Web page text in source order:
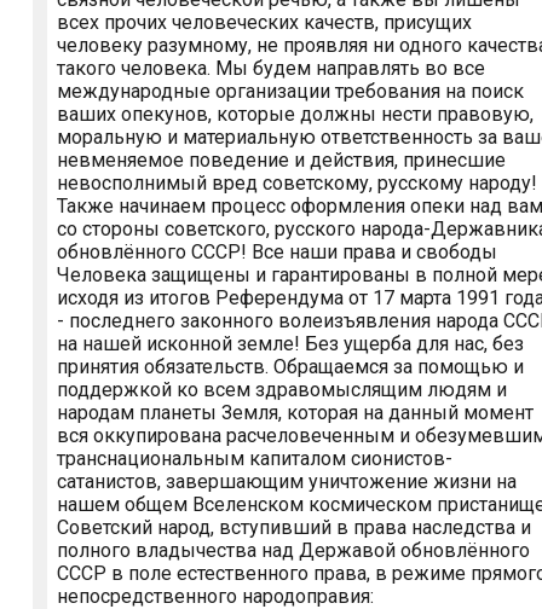
всех прочих человеческих качеств, присущих
человеку разумному, не проявляя ни одного
такого человека. Мы будем направлять во все
международные организации требования на поиск
ваших опекунов, которые должны нести правовую,
моральную и материальную ответственность за
невменяемое поведение и действия, принесшие
невосполнимый вред советскому, русскому народу!
Также начинаем процесс оформления опеки над
со стороны советского, русского народа-
обновлённого СССР! Все наши права и свободы
Человека защищены и гарантированы в полной
исходя из итогов Референдума от 17 марта 1991
- последнего законного волеизъявления народа
на нашей исконной земле! Без ущерба для нас, без
принятия обязательств. Обращаемся за помощью и
поддержкой ко всем здравомыслящим людям и
народам планеты Земля, которая на данный момент
вся оккупирована расчеловеченным и
транснациональным капиталом сионистов-
сатанистов, завершающим уничтожение жизни на
нашем общем Вселенском космическом
Советский народ, вступивший в права наследства и
полного владычества над Державой обновлённого
СССР в поле естественного права, в режиме
непосредственного народоправия: